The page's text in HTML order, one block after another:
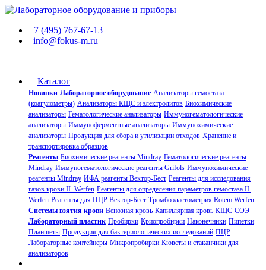
+7 (495) 767-67-13
info@fokus-m.ru
Каталог
Новинки Лабораторное оборудование Анализаторы гемостаза
(коагулометры) Анализаторы КЩС и электролитов Биохимические
анализаторы Гематологические анализаторы Иммуногематологические
анализаторы Иммуноферментные анализаторы Иммунохимические
анализаторы Продукция для сбора и утилизации отходов Хранение и
транспортировка образцов
Реагенты Биохимические реагенты Mindray Гематологические реагенты
Mindray Иммуногематологические реагенты Grifols Иммунохимические
реагенты Mindray ИФА реагенты Вектор-Бест Реагенты для исследования
газов крови IL Werfen Реагенты для определения параметров гемостаза IL
Werfen Реагенты для ПЦР Вектор-Бест Тромбоэластометрия Rotem Werfen
Системы взятия крови Венозная кровь Капиллярная кровь КЩС СОЭ
Лабораторный пластик Пробирки Криопробирки Наконечники Пипетки
Планшеты Продукция для бактериологических исследований ПЦР
Лабораторные контейнеры Микропробирки Кюветы и стаканчики для
анализаторов